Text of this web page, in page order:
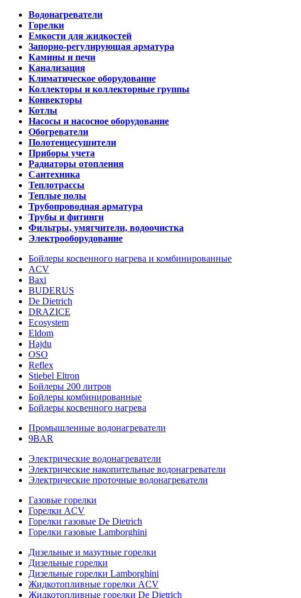
Водонагреватели
Горелки
Емкости для жидкостей
Запорно-регулирующая арматура
Камины и печи
Канализация
Климатическое оборудование
Коллекторы и коллекторные группы
Конвекторы
Котлы
Насосы и насосное оборудование
Обогреватели
Полотенцесушители
Приборы учета
Радиаторы отопления
Сантехника
Теплотрассы
Теплые полы
Трубопроводная арматура
Трубы и фитинги
Фильтры, умягчители, водоочистка
Электрооборудование
Бойлеры косвенного нагрева и комбинированные
ACV
Baxi
BUDERUS
De Dietrich
DRAZICE
Ecosystem
Eldom
Hajdu
OSO
Reflex
Stiebel Eltron
Бойлеры 200 литров
Бойлеры комбинированные
Бойлеры косвенного нагрева
Промышленные водонагреватели
9BAR
Электрические водонагреватели
Электрические накопительные водонагреватели
Электрические проточные водонагреватели
Газовые горелки
Горелки ACV
Горелки газовые De Dietrich
Горелки газовые Lamborghini
Дизельные и мазутные горелки
Дизельные горелки
Дизельные горелки Lamborghini
Жидкотопливные горелки ACV
Жидкотопливные горелки De Dietrich